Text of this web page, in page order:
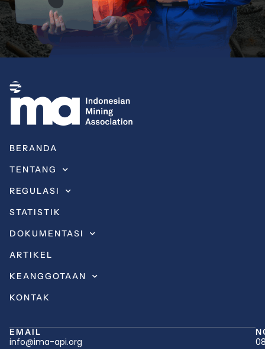
BERANDA
TENTANG
REGULASI
STATISTIK
DOKUMENTASI
ARTIKEL
KEANGGOTAAN
KONTAK
EMAIL
info@ima-api.org